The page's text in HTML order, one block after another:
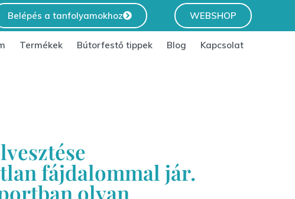
Belépés a tanfolyamokhoz WEBSHOP
Termékek Bútorfestő tippek Blog Kapcsolat
fájdalommal jár.
olyan